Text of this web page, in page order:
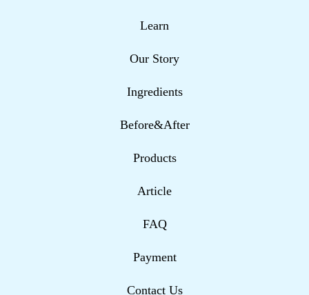
Learn
Our Story
Ingredients
Before&After
Products
Article
FAQ
Payment
Contact Us